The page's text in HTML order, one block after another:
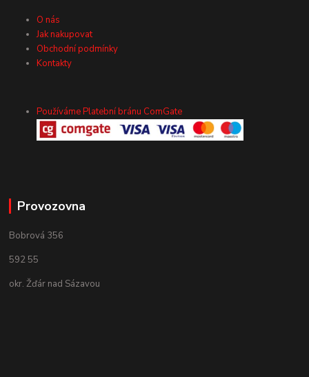
O nás
Jak nakupovat
Obchodní podmínky
Kontakty
Používáme Platební bránu ComGate
Provozovna
Bobrová 356
592 55
okr. Žďár nad Sázavou